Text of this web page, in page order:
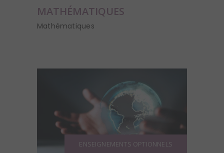
MATHÉMATIQUES
Mathématiques
ENSEIGNEMENTS OPTIONNELS